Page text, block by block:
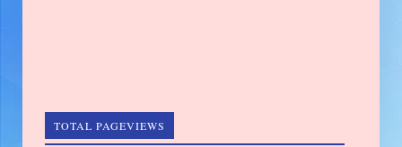
TOTAL PAGEVIEWS